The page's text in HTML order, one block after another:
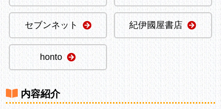
セブンネット 紀伊國屋書店
honto
内容紹介